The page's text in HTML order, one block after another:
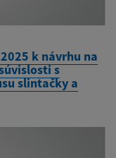
k návrhu na
s
slintačky a